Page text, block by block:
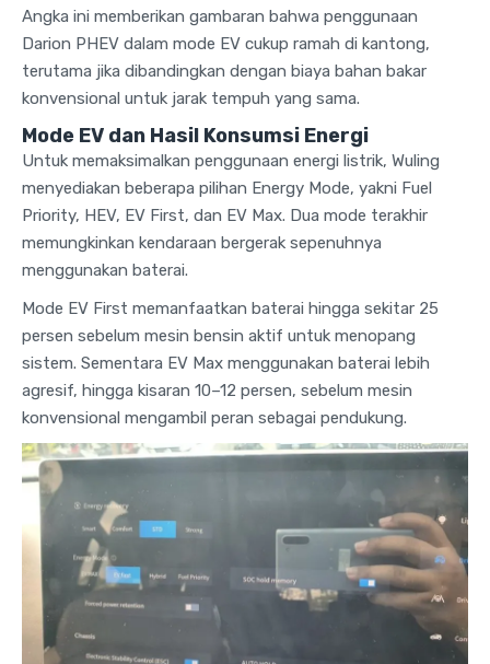
Angka ini memberikan gambaran bahwa penggunaan
Darion PHEV dalam mode EV cukup ramah di kantong,
terutama jika dibandingkan dengan biaya bahan bakar
konvensional untuk jarak tempuh yang sama.
Mode EV dan Hasil Konsumsi Energi
Untuk memaksimalkan penggunaan energi listrik, Wuling
menyediakan beberapa pilihan Energy Mode, yakni Fuel
Priority, HEV, EV First, dan EV Max. Dua mode terakhir
memungkinkan kendaraan bergerak sepenuhnya
menggunakan baterai.
Mode EV First memanfaatkan baterai hingga sekitar 25
persen sebelum mesin bensin aktif untuk menopang
sistem. Sementara EV Max menggunakan baterai lebih
agresif, hingga kisaran 10–12 persen, sebelum mesin
konvensional mengambil peran sebagai pendukung.